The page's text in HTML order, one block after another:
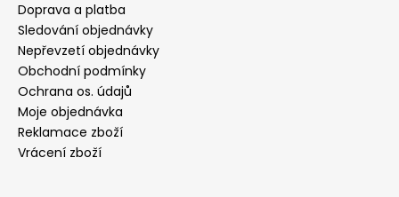
Doprava a platba
Sledování objednávky
Nepřevzetí objednávky
Obchodní podmínky
Ochrana os. údajů
Moje objednávka
Reklamace zboží
Vrácení zboží